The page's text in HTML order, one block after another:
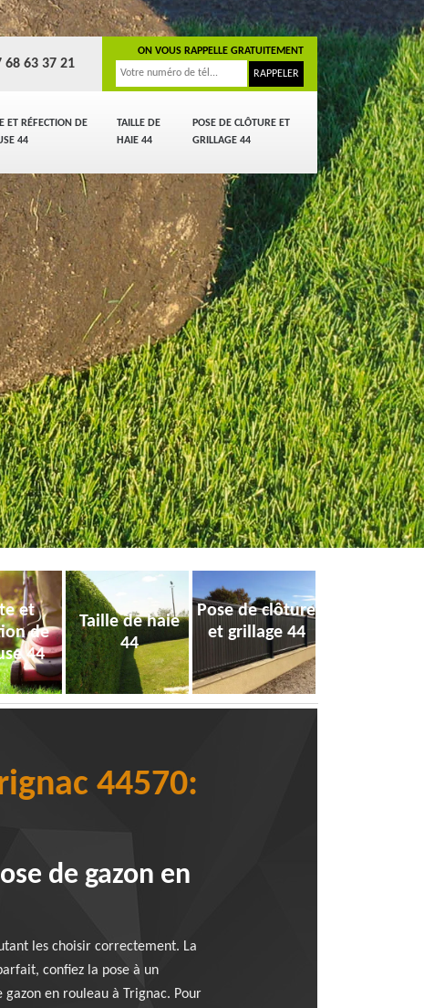
ET RÉFECTION DE
44
TAILLE DE
HAIE 44
POSE DE CLÔTURE ET
GRILLAGE 44
68 63 37 21
ON VOUS RAPPELLE GRATUITEMENT
et
de
44
Taille de haie
44
Pose de clôture
et grillage 44
44570:
de gazon en
les choisir correctement. La
confiez la pose à un
en rouleau à Trignac. Pour